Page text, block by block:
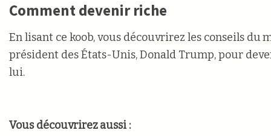
Comment devenir riche
En lisant ce koob, vous découvrirez les conseils du
président des États-Unis, Donald Trump, pour
lui.
Vous découvrirez aussi :